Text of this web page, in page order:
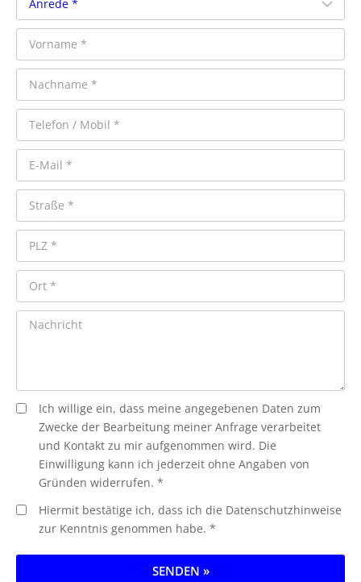
Ich willige ein, dass meine angegebenen Daten zum
Zwecke der Bearbeitung meiner Anfrage verarbeitet
und Kontakt zu mir aufgenommen wird. Die
Einwilligung kann ich jederzeit ohne Angaben von
Gründen widerrufen. *
Hiermit bestätige ich, dass ich die Datenschutzhinweise
zur Kenntnis genommen habe. *
SENDEN »